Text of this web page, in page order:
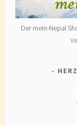
Der mein-Nepal